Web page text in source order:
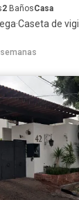
2 BañosCasa
·Caseta de